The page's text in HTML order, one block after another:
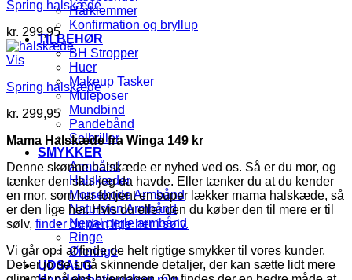
Hårklemmer
Konfirmation og bryllup
TILBEHØR
BH Stropper
Huer
Makeup Tasker
Muleposer
Mundbind
Pandebånd
Solbriller
SMYKKER
Armbånd
Halskæder
Morsekode Armbånd
Natursten Armbånd
Nepal perle armbånd
Ringe
Øreringe
UDSALG
Spring halskæde
kr. 299,95
Vis
Spring halskæde
kr. 299,95
Mama Halskæde fra Winga 149 kr
Denne skønne halskæde er nyhed ved os. Så er du mor, og
tænker den skal jeg da havde. Eller tænker du at du kender
en mor, som har fortjent en super lækker mama halskæde, så
er den lige her. Hvis du eller den du køber den til mere er til
sølv, finder du den lige her i sølv.
Vi går op i at finde de helt rigtige smykker til vores kunder.
Det er jo de små skinnende detaljer, der kan sætte lidt mere